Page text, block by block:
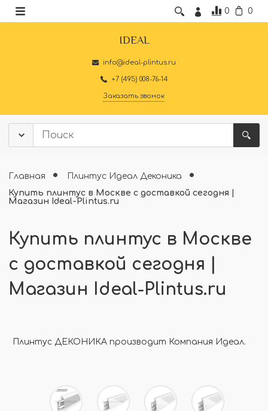
0 0
IDEAL
info@ideal-plintus.ru
+7 (495) 008-76-14
Заказать звонок
Главная
Плинтус Идеал Деконика
Купить плинтус в Москве с доставкой сегодня |
Магазин Ideal-Plintus.ru
Купить плинтус в Москве
с доставкой сегодня |
Магазин Ideal-Plintus.ru
Плинтус ДЕКОНИКА производит Компания Идеал.